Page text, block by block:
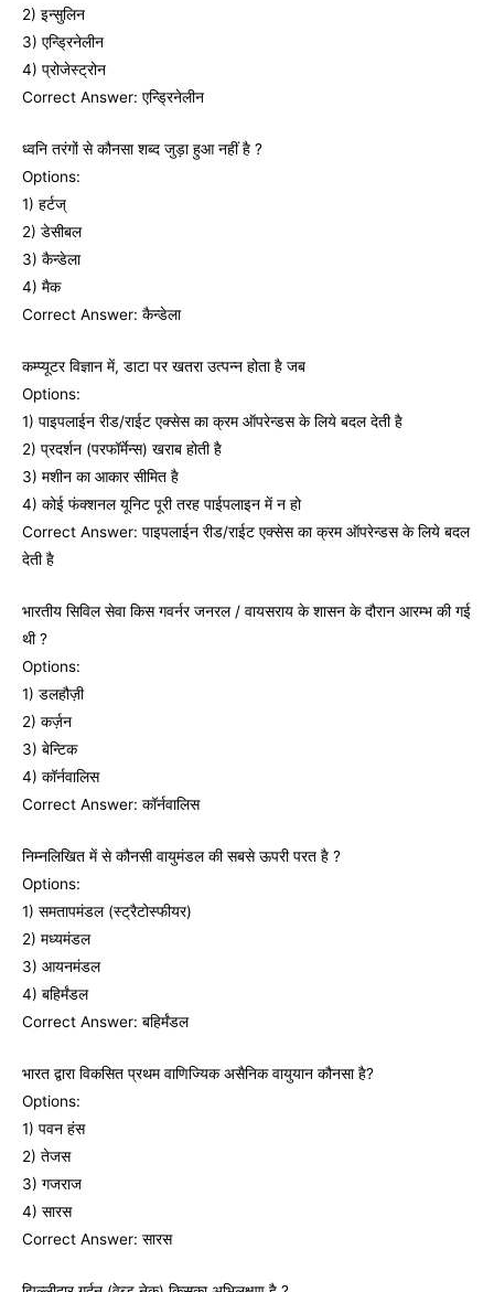
2) इन्‍सुलिन
3) एन्ड्रिनेलीन
4) प्रोजेस्‍ट्रोन
Correct Answer: एन्ड्रिनेलीन
ध्‍वनि तरंगों से कौनसा शब्‍द जुड़ा हुआ नहीं है ?
Options:
1) हर्टज्
2) डेसीबल
3) कैन्‍डेला
4) मैक
Correct Answer: कैन्‍डेला
कम्‍प्‍यूटर विज्ञान में, डाटा पर खतरा उत्पन्न होता है जब
Options:
1) पाइपलाईन रीड/राईट एक्‍सेस का क्रम ऑपरेन्‍डस के लिये बदल देती है
2) प्रदर्शन (परफॉर्मेन्‍स) खराब होती है
3) मशीन का आकार सीमित है
4) कोई फंक्‍शनल यूनिट पूरी तरह पाईपलाइन में न हो
Correct Answer: पाइपलाईन रीड/राईट एक्‍सेस का क्रम ऑपरेन्‍डस के लिये बदल
देती है
भारतीय सिविल सेवा किस गवर्नर जनरल / वायसराय के शासन के दौरान आरम्‍भ की गई
थी ?
Options:
1) डलहौज़ी
2) कर्ज़न
3) बेन्टिक
4) कॉर्नवालिस
Correct Answer: कॉर्नवालिस
निम्‍नलिखित में से कौनसी वायुमंडल की सबसे ऊपरी परत है ?
Options:
1) समतापमंडल (स्‍ट्रैटोस्‍फीयर)
2) मध्यमंडल
3) आयनमंडल
4) बहिर्मंडल
Correct Answer: बहिर्मंडल
भारत द्वारा विकसित प्रथम वाणिज्यिक असैनिक वायुयान कौनसा है?
Options:
1) पवन हंस
2) तेजस
3) गजराज
4) सारस
Correct Answer: सारस